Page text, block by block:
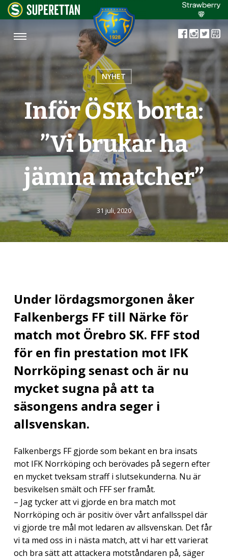
NYHET
Inför ÖSK borta:
”Vi brukar ha
jämna matcher”
31 juli, 2020
Under lördagsmorgonen åker
Falkenbergs FF till Närke för
match mot Örebro SK. FFF stod
för en fin prestation mot IFK
Norrköping senast och är nu
mycket sugna på att ta
säsongens andra seger i
allsvenskan.
Falkenbergs FF gjorde som bekant en bra insats
mot IFK Norrköping och berövades på segern efter
en mycket tveksam straff i slutsekunderna. Nu är
besvikelsen smält och FFF ser framåt.
– Jag tycker att vi gjorde en bra match mot
Norrköping och är positiv över vårt anfallsspel där
vi gjorde tre mål mot ledaren av allsvenskan. Det får
vi ta med oss in i nästa match, att vi har ett varierat
och bra sätt att attackera motståndaren på, säger